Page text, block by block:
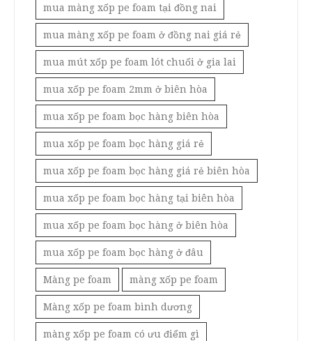
mua màng xốp pe foam tại đồng nai
mua màng xốp pe foam ở đồng nai giá rẻ
mua mút xốp pe foam lót chuối ở gia lai
mua xốp pe foam 2mm ở biên hòa
mua xốp pe foam bọc hàng biên hòa
mua xốp pe foam bọc hàng giá rẻ
mua xốp pe foam bọc hàng giá rẻ biên hòa
mua xốp pe foam bọc hàng tại biên hòa
mua xốp pe foam bọc hàng ở biên hòa
mua xốp pe foam bọc hàng ở đâu
Màng pe foam màng xốp pe foam
Màng xốp pe foam bình dương
màng xốp pe foam có ưu điểm gì